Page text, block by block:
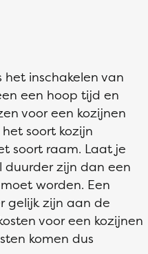
inschakelen van
een hoop tijd en
voor een kozijnen
soort kozijn
soort raam. Laat je
zijn dan een
worden. Een
gelijk zijn aan de
voor een kozijnen
komen dus